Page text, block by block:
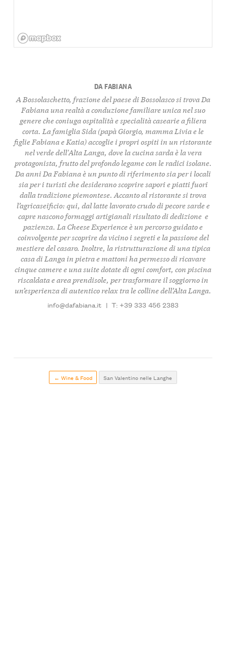
DA FABIANA
A Bossolaschetto, frazione del paese di Bossolascosi trovaDa
Fabianauna realtà a conduzione familiare unica nel suo
genere che coniugaospitalitàespecialità casearieafiliera
corta. Lafamiglia Sida(papà Giorgio, mamma Livia e le
figlie Fabiana e Katia) accoglie i propri ospiti in un ristorante
nel verde dell'Alta Langa, dove lacucina sardaè la vera
protagonista, frutto del profondo legame con le radici isolane.
Da anni Da Fabiana è un punto di riferimento sia per i locali
sia per i turisti che desiderano scopriresapori e piatti fuori
dalla tradizione piemontese. Accanto al ristorante si trova
l’agricaseificio: qui, dal latte lavorato crudo di pecore sardee
caprenascono formaggi artigianali risultato di dedizione e
pazienza. LaCheese Experienceè un percorso guidato e
coinvolgente per scoprire da vicino i segreti e la passione del
mestiere del casaro. Inoltre, la ristrutturazione di una tipica
casa di Langain pietra e mattoni ha permesso di ricavare
cinque camereeuna suitedotate di ogni comfort, con piscina
riscaldatae area prendisole, per trasformare il soggiorno in
un’esperienza di autentico relax tra lecolline dell’Alta Langa.
info@dafabiana.it | T: +39 333 456 2383
← Wine & Food San Valentino nelle Langhe